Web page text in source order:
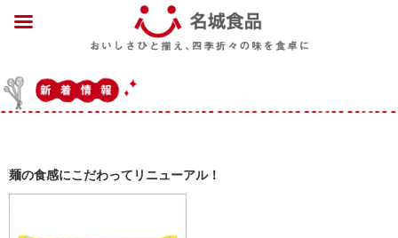
麺の食感にこだわってリニューアル！